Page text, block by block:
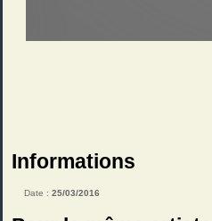
Informations
Date : 25/03/2016